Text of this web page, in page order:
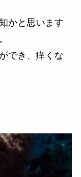
かと思います
でき、痒くな